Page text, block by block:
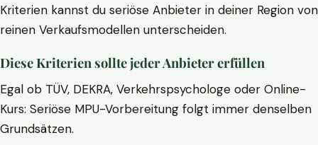
Kriterien kannst du seriöse Anbieter in deiner Region von
reinen Verkaufsmodellen unterscheiden.
Diese Kriterien sollte jeder Anbieter erfüllen
Egal ob TÜV, DEKRA, Verkehrspsychologe oder Online-
Kurs: Seriöse MPU-Vorbereitung folgt immer denselben
Grundsätzen.